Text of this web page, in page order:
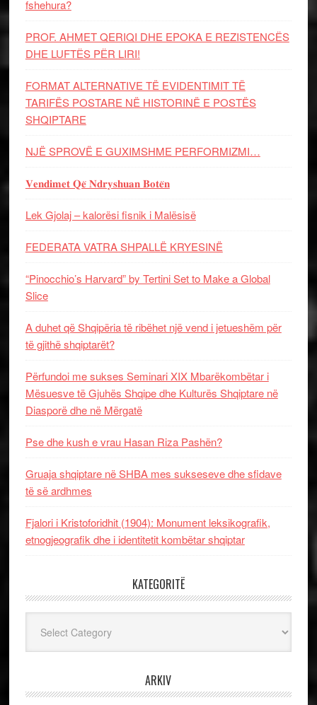
fshehura?
PROF. AHMET QERIQI DHE EPOKA E REZISTENCЁS
DHE LUFTЁS PЁR LIRI!
FORMAT ALTERNATIVE TË EVIDENTIMIT TË
TARIFËS POSTARE NË HISTORINË E POSTËS
SHQIPTARE
NJË SPROVË E GUXIMSHME PERFORMIZMI…
𝐕𝐞𝐧𝐝𝐢𝐦𝐞𝐭 𝐐𝐞̈ 𝐍𝐝𝐫𝐲𝐬𝐡𝐮𝐚𝐧 𝐁𝐨𝐭𝐞̈𝐧
Lek Gjolaj – kalorësi fisnik i Malësisë
FEDERATA VATRA SHPALLË KRYESINË
“Pinocchio’s Harvard” by Tertini Set to Make a Global
Slice
A duhet që Shqipëria të ribëhet një vend i jetueshëm për
të gjithë shqiptarët?
Përfundoi me sukses Seminari XIX Mbarëkombëtar i
Mësuesve të Gjuhës Shqipe dhe Kulturës Shqiptare në
Diasporë dhe në Mërgatë
Pse dhe kush e vrau Hasan Riza Pashën?
Gruaja shqiptare në SHBA mes sukseseve dhe sfidave
të së ardhmes
Fjalori i Kristoforidhit (1904): Monument leksikografik,
etnogjeografik dhe i identitetit kombëtar shqiptar
KATEGORITË
ARKIV